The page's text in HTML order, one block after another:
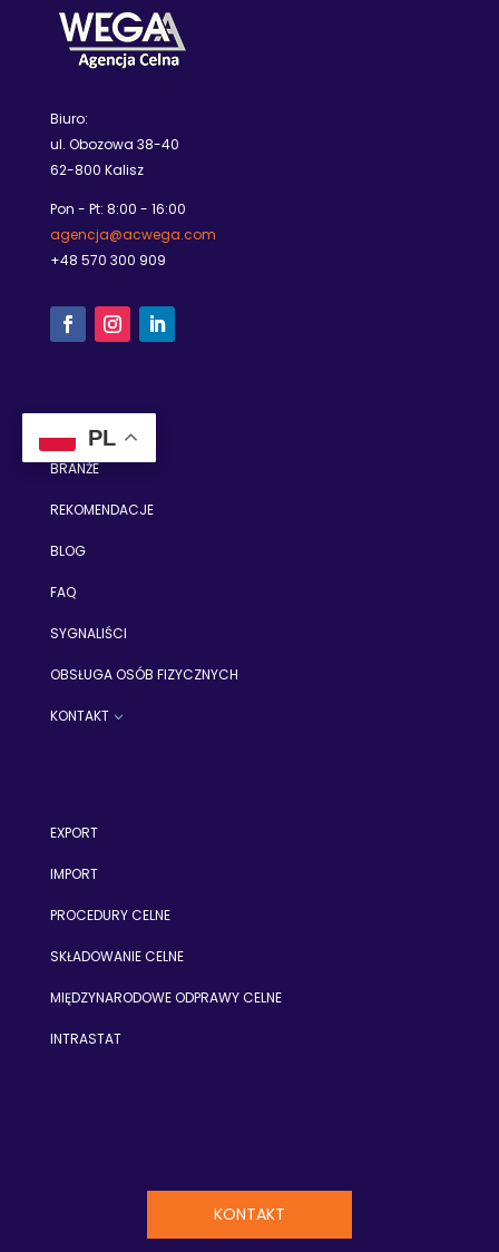
Biuro:
ul. Obozowa 38-40
62-800 Kalisz
Pon - Pt: 8:00 - 16:00
agencja@acwega.com
+48 570 300 909
OFERTA3
BRANŻE
REKOMENDACJE
BLOG
FAQ
SYGNALIŚCI
OBSŁUGA OSÓB FIZYCZNYCH
KONTAKT3
EXPORT
IMPORT
PROCEDURY CELNE
SKŁADOWANIE CELNE
MIĘDZYNARODOWE ODPRAWY CELNE
INTRASTAT
KONTAKT
PL